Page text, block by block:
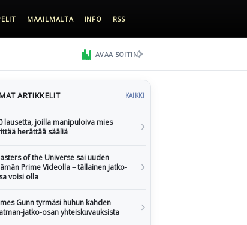
MAAILMALTA INFO RSS
AVAA SOITIN
ARTIKKELIT KAIKKI
lausetta, joilla manipuloiva mies
herättää sääliä
of the Universe sai uuden
Prime Videolla – tällainen jatko-
voisi olla
Gunn tyrmäsi huhun kahden
jatko-osan yhteiskuvauksista